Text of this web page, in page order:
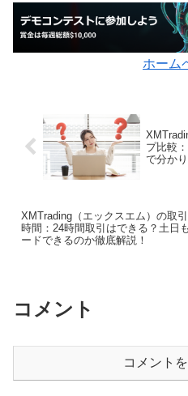
ホーム
プ比較
で分か
XMTrading（エックスエム）の取
時間：24時間取引はできる？土日
ードできるのか徹底解説！
コメント
コメント